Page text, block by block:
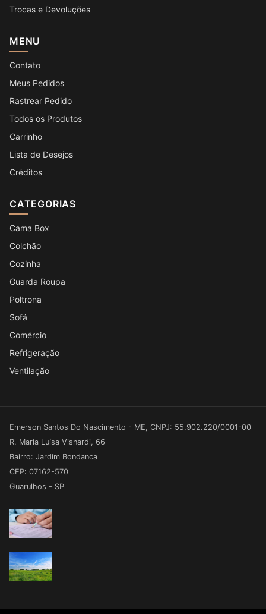
Trocas e Devoluções
MENU
Contato
Meus Pedidos
Rastrear Pedido
Todos os Produtos
Carrinho
Lista de Desejos
Créditos
CATEGORIAS
Cama Box
Colchão
Cozinha
Guarda Roupa
Poltrona
Sofá
Comércio
Refrigeração
Ventilação
Emerson Santos Do Nascimento - ME, CNPJ: 55.902.220/0001-00
R. Maria Luísa Visnardi, 66
Bairro: Jardim Bondanca
CEP: 07162-570
Guarulhos - SP